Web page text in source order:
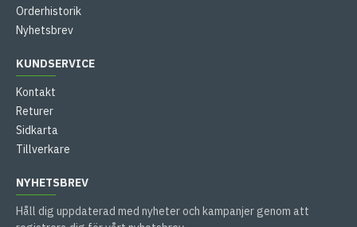
Orderhistorik
Nyhetsbrev
KUNDSERVICE
Kontakt
Returer
Sidkarta
Tillverkare
NYHETSBREV
Håll dig uppdaterad med nyheter och kampanjer genom att